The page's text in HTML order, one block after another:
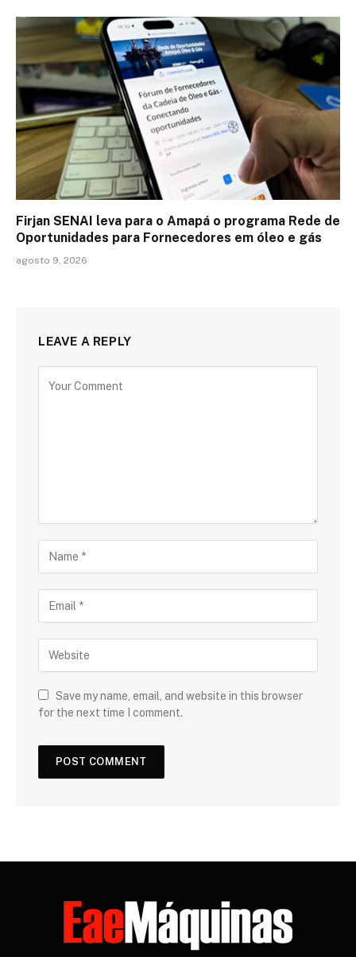
Firjan SENAI leva para o Amapá o programa Rede de
Oportunidades para Fornecedores em óleo e gás
agosto 9, 2026
LEAVE A REPLY
Save my name, email, and website in this browser
for the next time I comment.